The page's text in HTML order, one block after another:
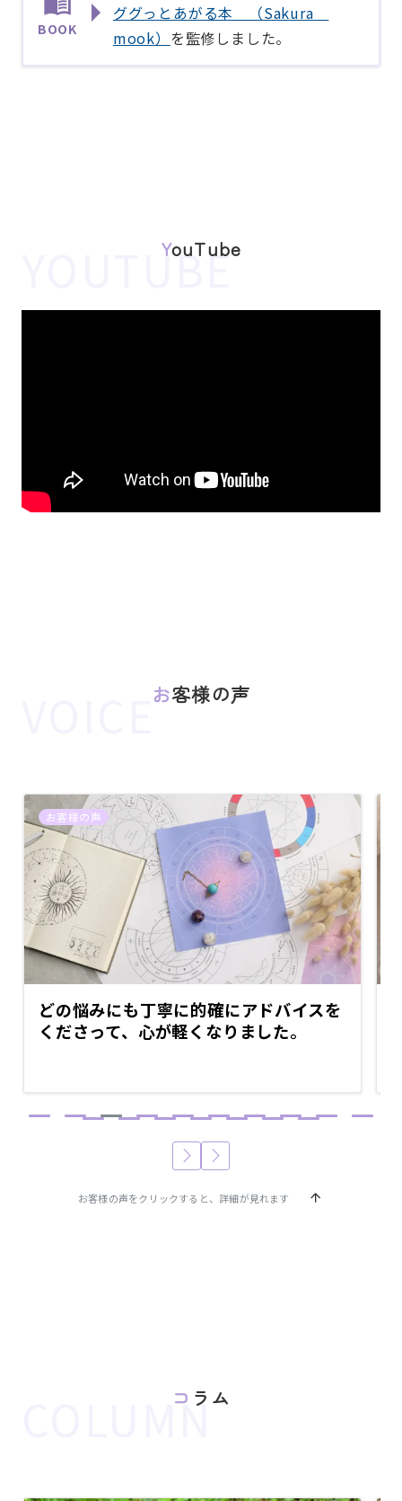
BOOK
ググっとあがる本 （Sakura
mook） を監修しました。
YouTube
お客様の声
お客様の声
どの悩みにも丁寧に的確にアドバイスを
くださって、心が軽くなりました。
お客様の声をクリックすると、詳細が見れます
コラム